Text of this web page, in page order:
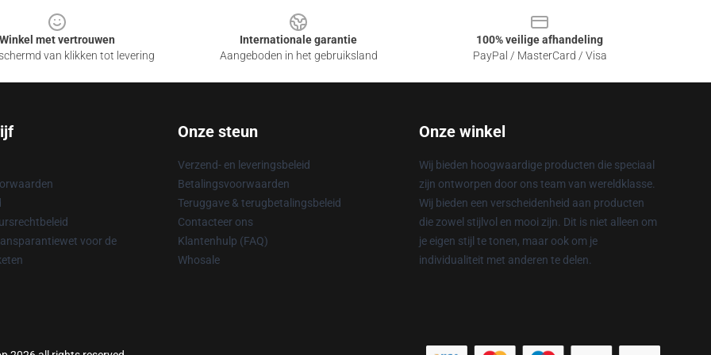
Winkel met vertrouwen
van klikken tot levering
Internationale garantie
Aangeboden in het gebruiksland
100% veilige afhandeling
PayPal / MasterCard / Visa
voor de
Onze steun
Verzend- en leveringsbeleid
Betalingsvoorwaarden
Teruggave & terugbetalingsbeleid
Contacteer ons
Klantenhulp (FAQ)
Whosale
Onze winkel
Wij bieden hoogwaardige producten die speciaal
zijn ontworpen door ons team van wereldklasse.
Wij bieden een verscheidenheid aan producten
die zowel stijlvol en mooi zijn. Dit is niet alleen om
je eigen stijl te tonen, maar ook om je
individualiteit met anderen te delen.